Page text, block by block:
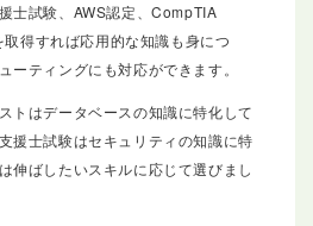
士試験、AWS認定、CompTIA
得すれば応用的な知識も身につ
ーティングにも対応ができます。
トはデータベースの知識に特化して
援士試験はセキュリティの知識に特
伸ばしたいスキルに応じて選びまし